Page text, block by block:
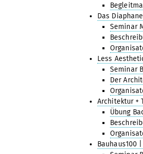
Das
Seminar
Less
Seminar
Der
Architektur +
Übung
Bauhaus100 |